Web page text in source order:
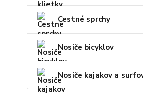
Cestné sprchy
Nosiče bicyklov
Nosiče kajakov a